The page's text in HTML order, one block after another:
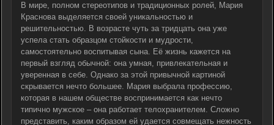
В мире, полном стереотипов и традиционных ролей, Мария
Краснова выделяется своей уникальностью и
решительностью. В возрасте чуть за тридцать она уже
успела стать образцом стойкости и мудрости,
самостоятельно воспитывая сына. Её жизнь кажется на
первый взгляд обычной: она умная, привлекательная и
уверенная в себе. Однако за этой привычной картиной
скрывается нечто большее. Мария выбрала профессию,
которая в нашем обществе воспринимается как нечто
типично мужское – она работает телохранителем. Сложно
представить, каким образом ей удается совмещать нежность